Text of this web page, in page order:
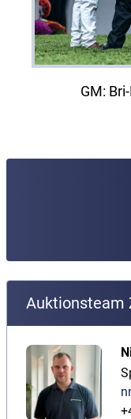
GM:
Auktionsteam